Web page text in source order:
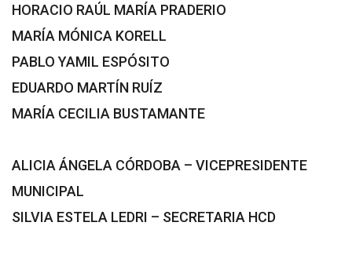
HORACIO RAÚL MARÍA PRADERIO
MARÍA MÓNICA KORELL
PABLO YAMIL ESPÓSITO
EDUARDO MARTÍN RUÍZ
MARÍA CECILIA BUSTAMANTE
ALICIA ÁNGELA CÓRDOBA – VICEPRESIDENTE
MUNICIPAL
SILVIA ESTELA LEDRI – SECRETARIA HCD